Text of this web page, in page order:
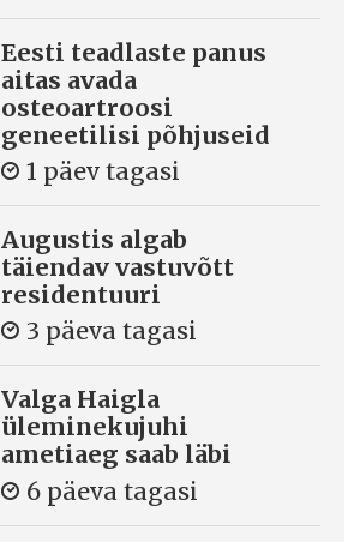
Eesti teadlaste panus
aitas avada
osteoartroosi
geneetilisi põhjuseid
1 päev tagasi
Augustis algab
täiendav vastuvõtt
residentuuri
3 päeva tagasi
Valga Haigla
üleminekujuhi
ametiaeg saab läbi
6 päeva tagasi